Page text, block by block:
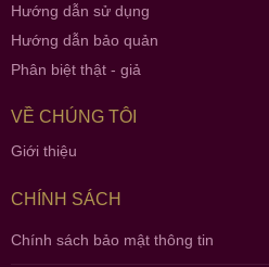
Hướng dẫn sử dụng
Hướng dẫn bảo quản
Phân biệt thật - giả
VỀ CHÚNG TÔI
Giới thiệu
CHÍNH SÁCH
Chính sách bảo mật thông tin